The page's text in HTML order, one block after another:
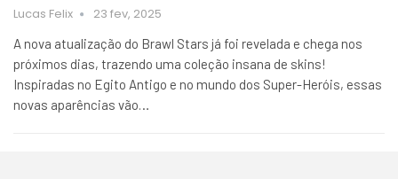
Lucas Felix 23 fev, 2025
A nova atualização do Brawl Stars já foi revelada e chega nos
próximos dias, trazendo uma coleção insana de skins!
Inspiradas no Egito Antigo e no mundo dos Super-Heróis, essas
novas aparências vão…